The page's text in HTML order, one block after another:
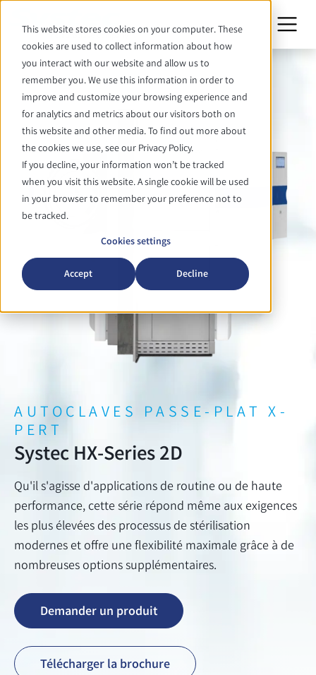
This website stores cookies on your computer. These
cookies are used to collect information about how
you interact with our website and allow us to
remember you. We use this information in order to
improve and customize your browsing experience and
for analytics and metrics about our visitors both on
this website and other media. To find out more about
the cookies we use, see our Privacy Policy.
If you decline, your information won’t be tracked
when you visit this website. A single cookie will be used
in your browser to remember your preference not to
be tracked.
Cookies settings
Accept Decline
AUTOCLAVES PASSE-PLAT X-
PERT
Systec HX-Series 2D
Qu'il s'agisse d'applications de routine ou de haute
performance, cette série répond même aux exigences
les plus élevées des processus de stérilisation
modernes et offre une flexibilité maximale grâce à de
nombreuses options supplémentaires.
Demander un produit
Télécharger la brochure